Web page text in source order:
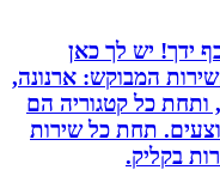
יש לך כאן
המבוקש: ארנונה,
כל קטגוריה הם
תחת כל שירות